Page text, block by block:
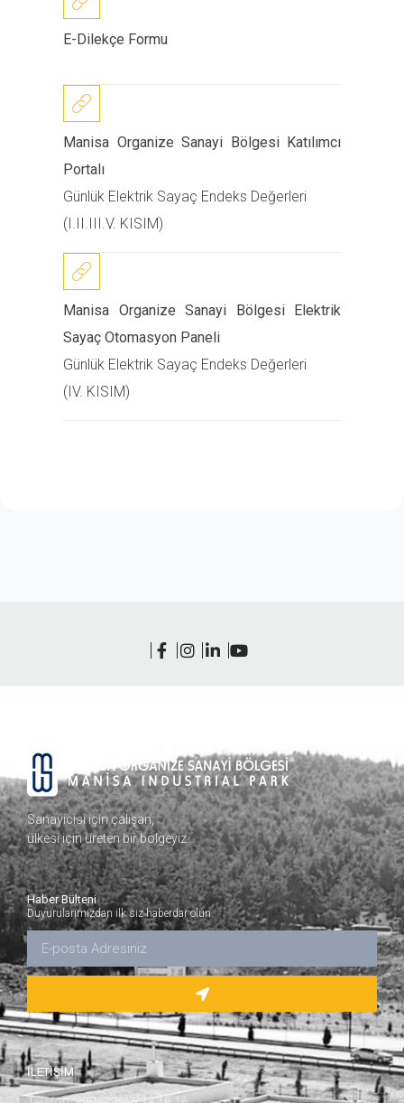
E-Dilekçe Formu
Manisa Organize Sanayi Bölgesi Katılımcı
Portalı
Günlük Elektrik Sayaç Endeks Değerleri
(I.II.III.V. KISIM)
Manisa Organize Sanayi Bölgesi Elektrik
Sayaç Otomasyon Paneli
Günlük Elektrik Sayaç Endeks Değerleri
(IV. KISIM)
Sanayicisi için çalışan,
ülkesi için üreten bir bölgeyiz…
Haber Bülteni
Duyurularımızdan ilk siz haberdar olun.
İLETİŞİM